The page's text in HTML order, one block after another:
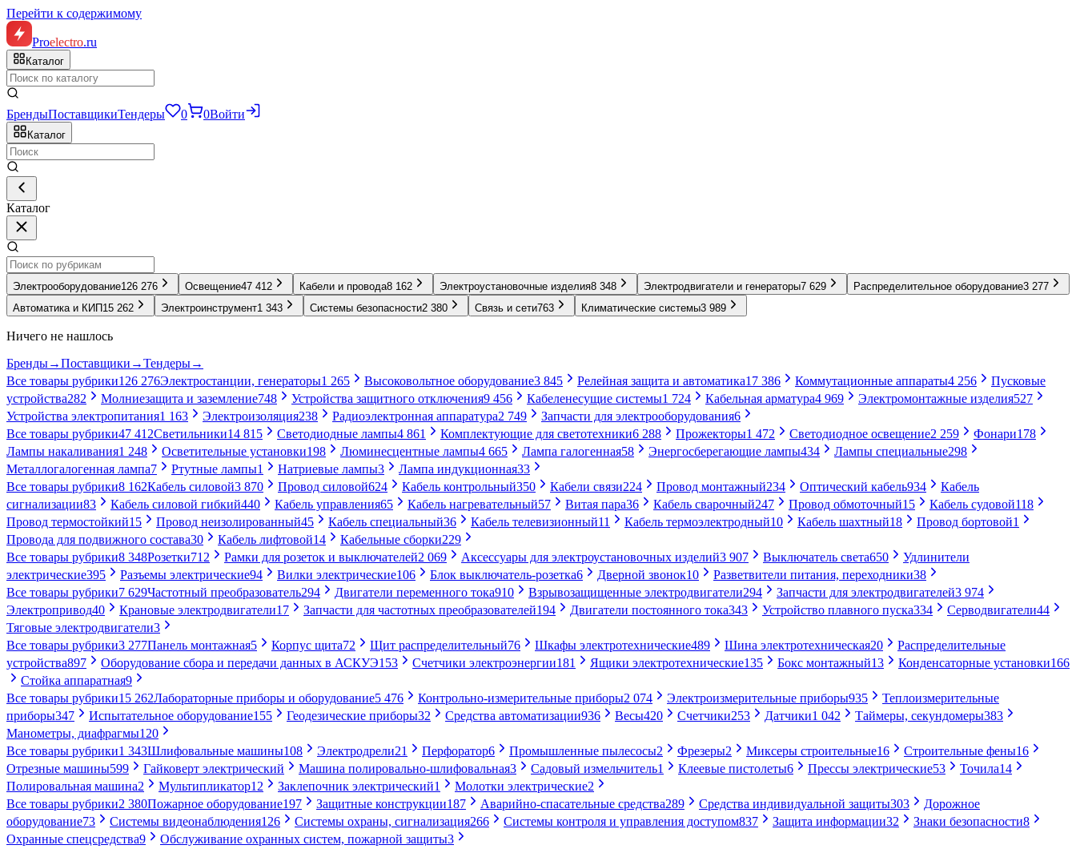
Перейти к содержимому
Proelectro.ru
Каталог
БрендыПоставщикиТендеры 0 0Войти
Каталог
Каталог
Электрооборудование126 276 Освещение47 412 Кабели и провода8 162 Электроустановочные изделия8 348 Электродвигатели и генераторы7 629 Распределительное оборудование3 277
Автоматика и КИП 15 262 Электроинструмент1 343 Системы безопасности2 380 Связь и сети763 Климатические системы3 989
Ничего не нашлось
Бренды→Поставщики →Тендеры→
Все товары рубрики126 276Электростанции, генераторы1 265 Высоковольтное оборудование3 845 Релейная защита и автоматика17 386 Коммутационные аппараты4 256
Пусковые
устройства282 Молниезащита и заземление748 Устройства защитного отключения9 456 Кабеленесущие системы1 724 Кабельная арматура4 969 Электромонтажные изделия527
Устройства электропитания1 163 Электроизоляция238 Радиоэлектронная аппаратура2 749 Запчасти для электрооборудования6
Все товары рубрики47 412Светильники14 815 Светодиодные лампы4 861 Комплектующие для светотехники6 288 Прожекторы1 472 Светодиодное освещение2 259 Фонари178
Лампы накаливания1 248 Осветительные установки198 Люминесцентные лампы4 665 Лампа галогенная58 Энергосберегающие лампы434 Лампы специальные298
Металлогалогенная лампа7 Ртутные лампы1 Натриевые лампы3 Лампа индукционная33
Все товары рубрики8 162Кабель силовой3 870 Провод силовой624 Кабель контрольный350 Кабели связи224 Провод монтажный234 Оптический кабель934
Кабель
сигнализации83 Кабель силовой гибкий440 Кабель управления65 Кабель нагревательный57 Витая пара36 Кабель сварочный247 Провод обмоточный15 Кабель судовой118
Провод термостойкий15 Провод неизолированный45 Кабель специальный36 Кабель телевизионный11 Кабель термоэлектродный10 Кабель шахтный18 Провод бортовой1
Провода для подвижного состава30 Кабель лифтовой14 Кабельные сборки229
Все товары рубрики8 348Розетки712 Рамки для розеток и выключателей2 069 Аксессуары для электроустановочных изделий3 907 Выключатель света650
Удлинители
электрические395 Разъемы электрические94 Вилки электрические106 Блок выключатель-розетка6 Дверной звонок10 Разветвители питания, переходники38
Все товары рубрики7 629Частотный преобразователь294 Двигатели переменного тока910 Взрывозащищенные электродвигатели294 Запчасти для электродвигателей3 974
Электропривод40 Крановые электродвигатели17 Запчасти для частотных преобразователей194 Двигатели постоянного тока343 Устройство плавного пуска334 Серводвигатели44
Тяговые электродвигатели3
Все товары рубрики3 277Панель монтажная5 Корпус щита72 Щит распределительный76 Шкафы электротехнические489 Шина электротехническая20
Распределительные
устройства897 Оборудование сбора и передачи данных в АСКУЭ153 Счетчики электроэнергии181 Ящики электротехнические135 Бокс монтажный13 Конденсаторные установки166
Стойка аппаратная9
Все товары рубрики15 262Лабораторные приборы и оборудование5 476 Контрольно-измерительные приборы2 074 Электроизмерительные приборы935
Теплоизмерительные
приборы347 Испытательное оборудование155 Геодезические приборы32 Средства автоматизации936 Весы420 Счетчики253 Датчики1 042 Таймеры, секундомеры383
Манометры, диафрагмы120
Все товары рубрики1 343Шлифовальные машины108 Электродрели21 Перфоратор6 Промышленные пылесосы2 Фрезеры2 Миксеры строительные16 Строительные фены16
Отрезные машины599 Гайковерт электрический Машина полировально-шлифовальная3 Садовый измельчитель1 Клеевые пистолеты6 Прессы электрические53 Точила14
Полировальная машина2 Мультипликатор12 Заклепочник электрический1 Молотки электрические2
Все товары рубрики2 380Пожарное оборудование197 Защитные конструкции187 Аварийно-спасательные средства289 Средства индивидуальной защиты303
Дорожное
оборудование73 Системы видеонаблюдения126 Системы охраны, сигнализация266 Системы контроля и управления доступом837 Защита информации32 Знаки безопасности8
Охранные спецсредства9 Обслуживание охранных систем, пожарной защиты3